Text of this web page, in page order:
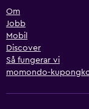
Om
Jobb
Mobil
Discover
Så fungerar vi
momondo-